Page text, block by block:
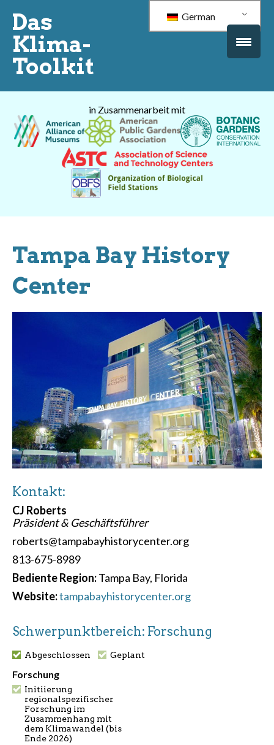
Das
Klima-
Toolkit
German
in Zusammenarbeit mit
Tampa Bay History
Center
Kontakt:
CJ Roberts
Präsident & Geschäftsführer
roberts@tampabayhistorycenter.org
813-675-8989
Bediente Region:Tampa Bay, Florida
Website:tampabayhistorycenter.org
Schwerpunktbereich: Forschung
Abgeschlossen Geplant
Forschung
Initiierung
regionalspezifischer
Forschung im
Zusammenhang mit
dem Klimawandel (bis
Ende 2026)